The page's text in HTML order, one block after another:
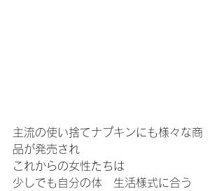
主流の使い捨てナプキンにも様々な商
品が発売され
これからの女性たちは
少しでも自分の体　生活様式に合う